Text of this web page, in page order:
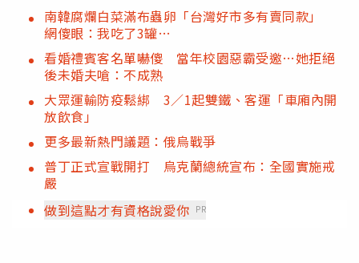
南韓腐爛白菜滿布蟲卵「台灣好市多有賣同款」
網傻眼：我吃了3罐…
看婚禮賓客名單嚇傻 當年校園惡霸受邀…她拒絕
後未婚夫嗆：不成熟
大眾運輸防疫鬆綁 3／1起雙鐵、客運「車廂內開
放飲食」
更多最新熱門議題：俄烏戰爭
普丁正式宣戰開打 烏克蘭總統宣布：全國實施戒
嚴
做到這點才有資格說愛你 PR